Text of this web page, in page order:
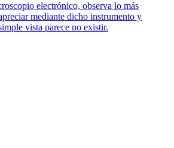
electrónico, observa lo más
mediante dicho instrumento y
vista parece no existir.